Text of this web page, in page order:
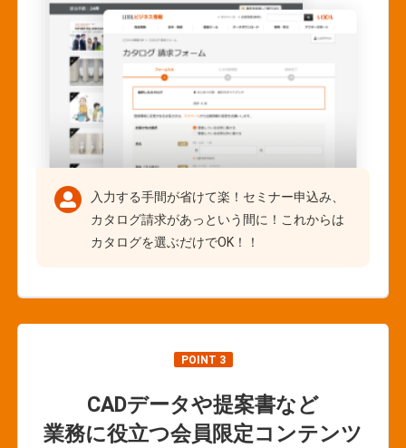
入力する手間が省けて楽！セミナー申込み、
カタログ請求があっという間に！これからは
カタログを選ぶだけでOK！！
POINT 3
CADデータや提案書など
業務に役立つ会員限定コンテンツ